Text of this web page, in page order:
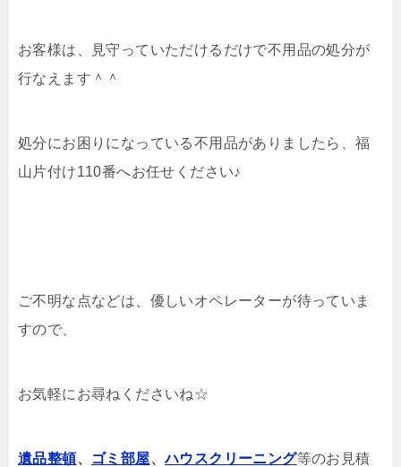
お客様は、見守っていただけるだけで不用品の処分が
行なえます＾＾
処分にお困りになっている不用品がありましたら、福
山片付け110番へお任せください♪
ご不明な点などは、優しいオペレーターが待っていま
すので、
お気軽にお尋ねくださいね☆
遺品整頓、 ゴミ部屋、ハウスクリーニング等のお見積